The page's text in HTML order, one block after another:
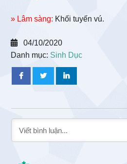
» Lâm sàng: Khối tuyến vú.
04/10/2020
Danh mục: Sinh Dục